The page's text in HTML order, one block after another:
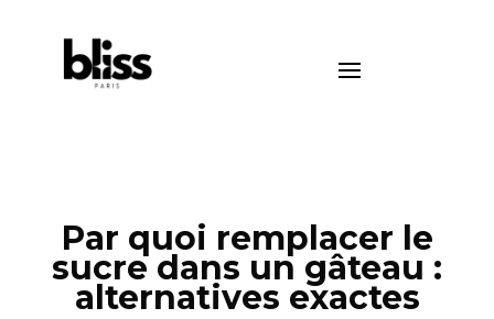
Par quoi remplacer le
sucre dans un gâteau :
alternatives exactes